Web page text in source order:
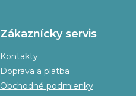
Zákaznícky servis
Kontakty
Doprava a platba
Obchodné podmienky